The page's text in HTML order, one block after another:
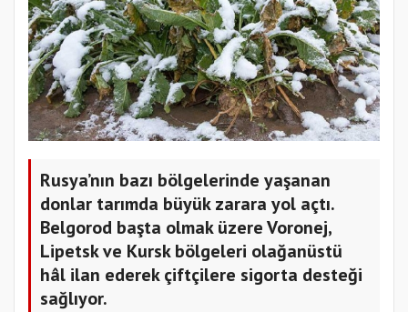
Rusya’nın bazı bölgelerinde yaşanan
donlar tarımda büyük zarara yol açtı.
Belgorod başta olmak üzere Voronej,
Lipetsk ve Kursk bölgeleri olağanüstü
hâl ilan ederek çiftçilere sigorta desteği
sağlıyor.